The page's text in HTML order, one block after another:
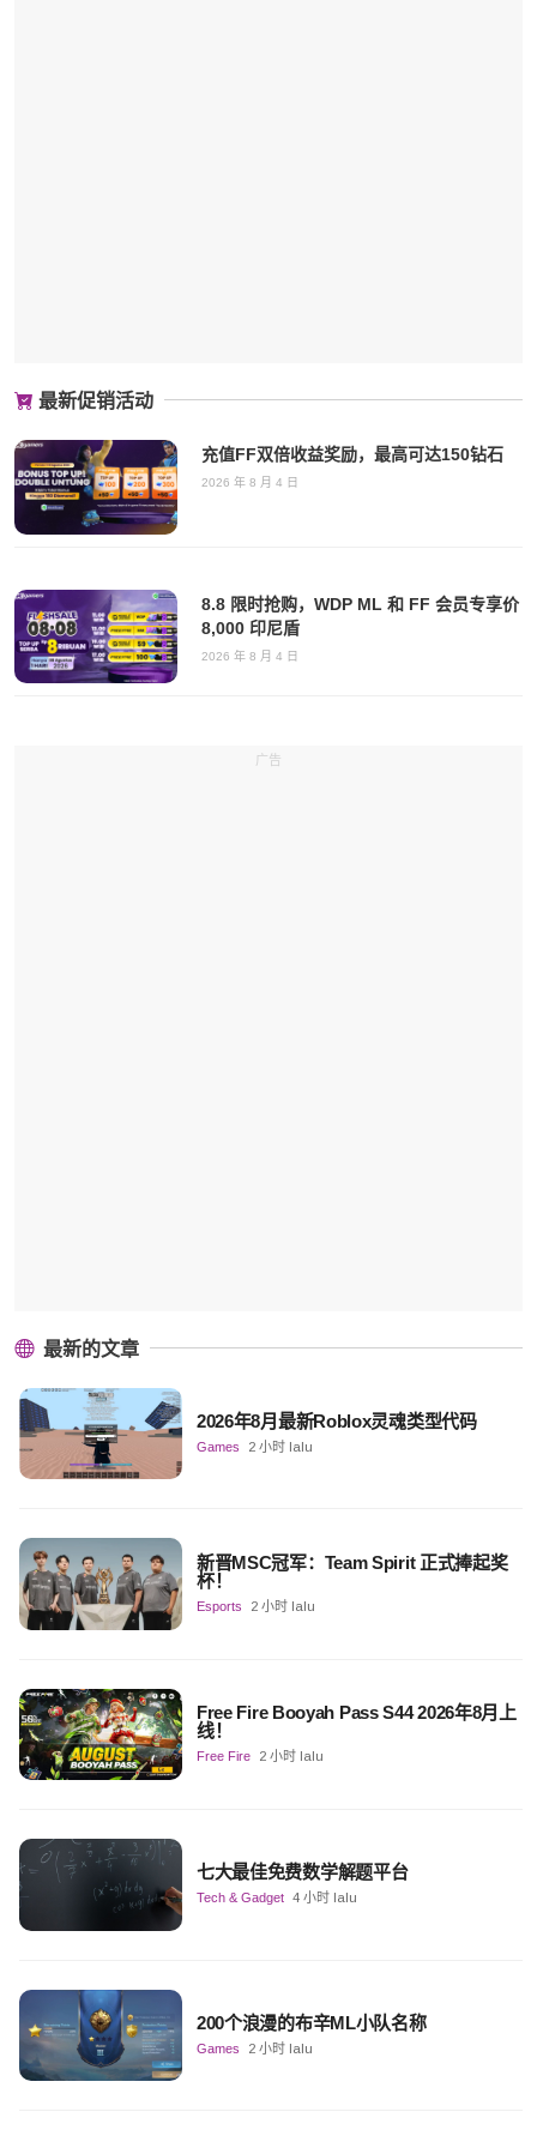
最新促销活动
充值FF双倍收益奖励，最高可达150钻石
2026 年 8 月 4 日
8.8 限时抢购，WDP ML 和 FF 会员专享价
8,000 印尼盾
2026 年 8 月 4 日
广告
最新的文章
2026年8月最新Roblox灵魂类型代码
Games 2 小时 lalu
新晋MSC冠军：Team Spirit 正式捧起奖
杯！
Esports 2 小时 lalu
Free Fire Booyah Pass S44 2026年8月上
线！
Free Fire 2 小时 lalu
七大最佳免费数学解题平台
Tech & Gadget 4 小时 lalu
200个浪漫的布辛ML小队名称
Games 2 小时 lalu